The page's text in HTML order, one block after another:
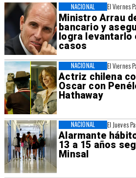
El Viernes
Ministro Arrau
bancario y
logra levantarlo
casos
NACIONAL
El Viernes
Actriz chilena
Oscar con
Hathaway
NACIONAL
El Jueves
Alarmante
13 a 15 años
Minsal
NACIONAL